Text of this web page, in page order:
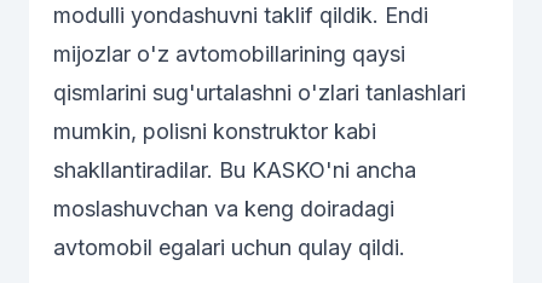
modulli yondashuvni taklif qildik. Endi
mijozlar o'z avtomobillarining qaysi
qismlarini sug'urtalashni o'zlari tanlashlari
mumkin, polisni konstruktor kabi
shakllantiradilar. Bu KASKO'ni ancha
moslashuvchan va keng doiradagi
avtomobil egalari uchun qulay qildi.